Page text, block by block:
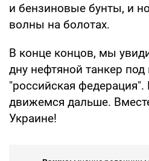
и бензиновые бунты, и
волны на болотах.
В конце концов, мы
дну нефтяной танкер
"российская
движемся дальше.
Украине!